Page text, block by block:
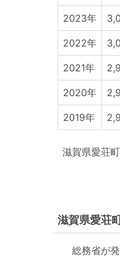
2023年
2022年
2021年
2020年
2019年
滋賀県愛荘
滋賀県愛荘
総務省が発